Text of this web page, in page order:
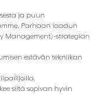
ja puun
Parhaan laadun
Management) -strategian
estävän tekniikan
siitä sopivan hyvin